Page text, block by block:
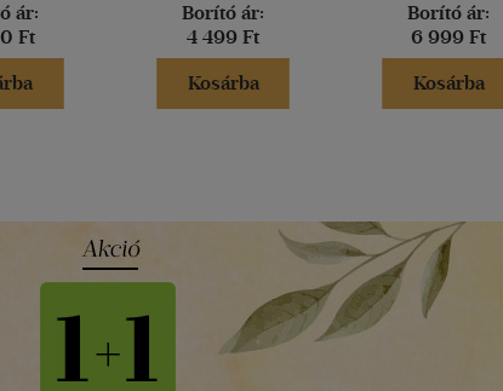
ár:
Ft
Borító ár:
4 499 Ft
Kosárba
Borító ár:
6 999 Ft
Kosárba